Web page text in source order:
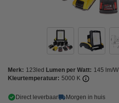
Merk: 123led Lumen per Watt: 145 lm/W
Kleurtemperatuur: 5000 K
Direct leverbaar Morgen in huis